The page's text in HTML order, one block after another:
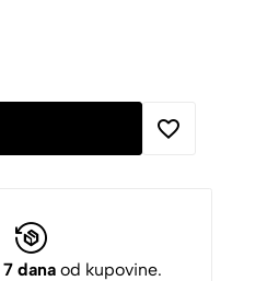
7 danaod kupovine.